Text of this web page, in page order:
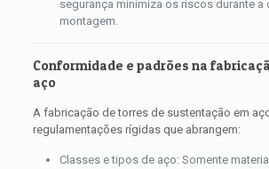
segurança minimiza os riscos durante a
montagem.
Conformidade e padrões na
aço
A fabricação de torres de sustentação em
regulamentações rígidas que abrangem:
Classes e tipos de aço: Somente